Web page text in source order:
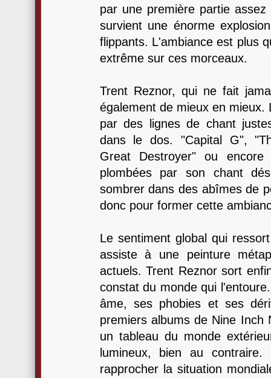
par une première partie
survient une énorme
flippants. L'ambiance est plus
extrême sur ces morceaux.
Trent Reznor, qui ne fait
également de mieux en mieux.
par des lignes de chant
dans le dos. "Capital G",
Great Destroyer" ou
plombées par son chant
sombrer dans des abîmes de
donc pour former cette
Le sentiment global qui
assiste à une peinture
actuels. Trent Reznor sort
constat du monde qui
âme, ses phobies et ses
premiers albums de Nine Inch
un tableau du monde
lumineux, bien au
rapprocher la situation